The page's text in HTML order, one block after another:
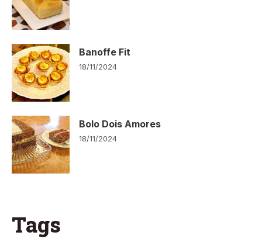
Banoffe Fit
18/11/2024
Bolo Dois Amores
18/11/2024
Tags